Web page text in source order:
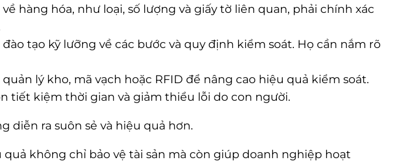
hàng hóa, như loại, số lượng và giấy tờ liên quan, phải chính xác
tạo kỹ lưỡng về các bước và quy định kiểm soát. Họ cần nắm rõ
lý kho, mã vạch hoặc RFID để nâng cao hiệu quả kiểm soát.
tiết kiệm thời gian và giảm thiểu lỗi do con người.
diễn ra suôn sẻ và hiệu quả hơn.
không chỉ bảo vệ tài sản mà còn giúp doanh nghiệp hoạt